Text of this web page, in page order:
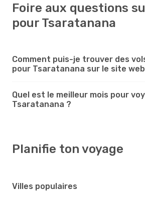
Foire aux questions
pour Tsaratanana
Comment puis-je trouver des
pour Tsaratanana sur le site
Quel est le meilleur mois pour
Tsaratanana ?
Planifie ton voyage
Villes populaires